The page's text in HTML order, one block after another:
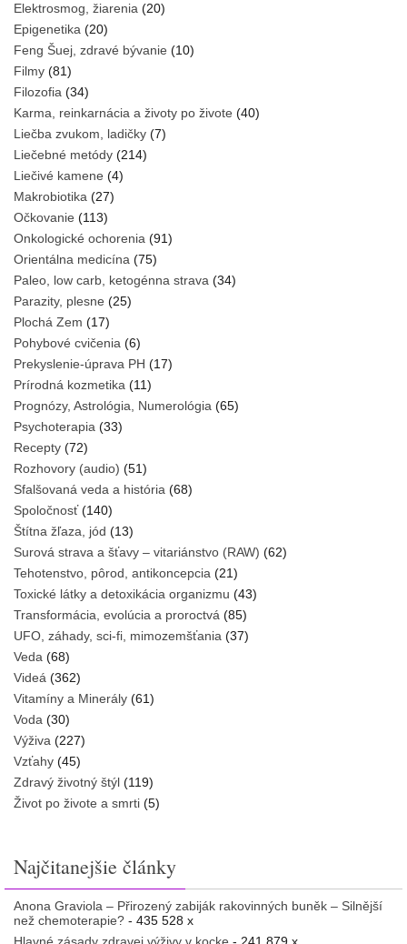
Elektrosmog, žiarenia (20)
Epigenetika (20)
Feng Šuej, zdravé bývanie (10)
Filmy (81)
Filozofia (34)
Karma, reinkarnácia a životy po živote (40)
Liečba zvukom, ladičky (7)
Liečebné metódy (214)
Liečivé kamene (4)
Makrobiotika (27)
Očkovanie (113)
Onkologické ochorenia (91)
Orientálna medicína (75)
Paleo, low carb, ketogénna strava (34)
Parazity, plesne (25)
Plochá Zem (17)
Pohybové cvičenia (6)
Prekyslenie-úprava PH (17)
Prírodná kozmetika (11)
Prognózy, Astrológia, Numerológia (65)
Psychoterapia (33)
Recepty (72)
Rozhovory (audio) (51)
Sfalšovaná veda a história (68)
Spoločnosť(140)
Štítna žľaza, jód (13)
Surová strava a šťavy – vitariánstvo (RAW) (62)
Tehotenstvo, pôrod, antikoncepcia (21)
Toxické látky a detoxikácia organizmu (43)
Transformácia, evolúcia a proroctvá (85)
UFO, záhady, sci-fi, mimozemšťania (37)
Veda (68)
Videá (362)
Vitamíny a Minerály (61)
Voda (30)
Výživa (227)
Vzťahy (45)
Zdravý životný štýl (119)
Život po živote a smrti (5)
Najčitanejšie články
Anona Graviola – Přirozený zabiják rakovinných buněk – Silnější
než chemoterapie? - 435 528 x